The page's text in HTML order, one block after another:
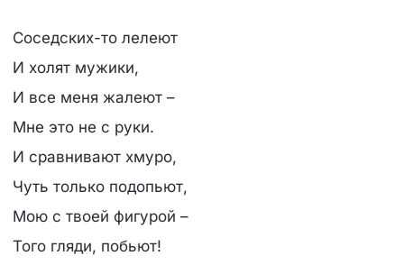
Соседских-то лелеют
И холят мужики,
И все меня жалеют –
Мне это не с руки.
И сравнивают хмуро,
Чуть только подопьют,
Мою с твоей фигурой –
Того гляди, побьют!